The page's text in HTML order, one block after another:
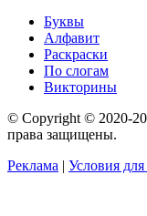
Буквы
Алфавит
Раскраски
По слогам
Викторины
© Copyright © 2020-
права защищены.
Реклама | Условия для